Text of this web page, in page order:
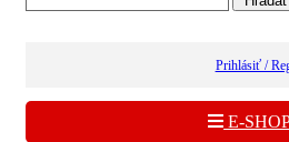
Prihlásiť /
E-